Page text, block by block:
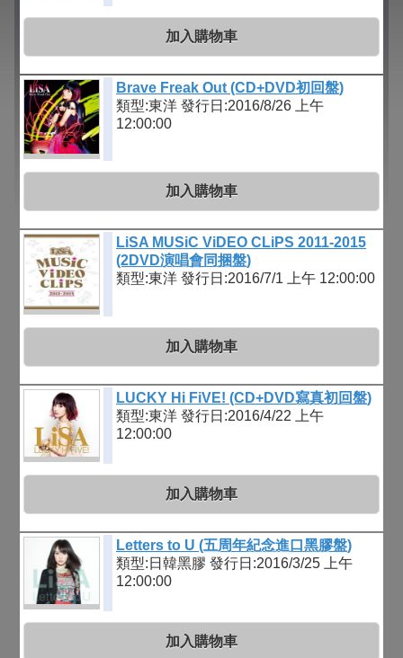
加入購物車
Brave Freak Out (CD+DVD初回盤)
類型:東洋 發行日:2016/8/26 上午
12:00:00
加入購物車
LiSA MUSiC ViDEO CLiPS 2011-2015
(2DVD演唱會同捆盤)
類型:東洋 發行日:2016/7/1 上午 12:00:00
加入購物車
LUCKY Hi FiVE! (CD+DVD寫真初回盤)
類型:東洋 發行日:2016/4/22 上午
12:00:00
加入購物車
Letters to U (五周年紀念進口黑膠盤)
類型:日韓黑膠 發行日:2016/3/25 上午
12:00:00
加入購物車